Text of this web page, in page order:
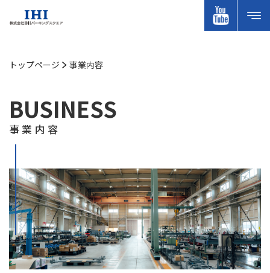
トップページ 事業内容
BUSINESS
事業内容